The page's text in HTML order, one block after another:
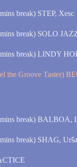
break) STEP, Xesc
break) SOLO
break)LINDY
the Groove Taster)
break)BALBOA,
break) SHAG,